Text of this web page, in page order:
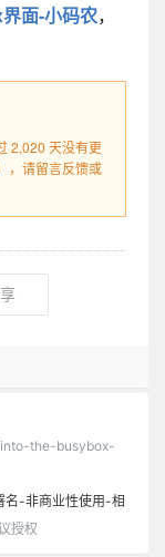
面-小码农，
2,020 天没有更
，请留言反馈或
the-busybox-
名-非商业性使用-相
授权